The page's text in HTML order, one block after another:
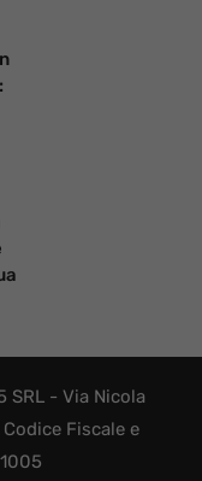
SRL - Via Nicola
Fiscale e